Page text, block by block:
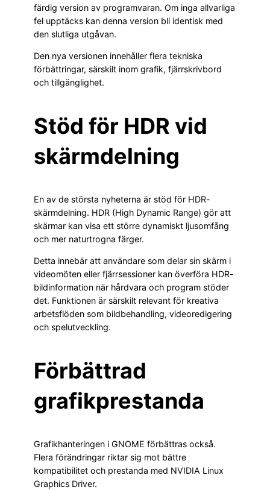
färdig version av programvaran. Om inga allvarliga
fel upptäcks kan denna version bli identisk med
den slutliga utgåvan.
Den nya versionen innehåller flera tekniska
förbättringar, särskilt inom grafik, fjärrskrivbord
och tillgänglighet.
Stöd för HDR vid
skärmdelning
En av de största nyheterna är stöd för HDR-
skärmdelning. HDR (High Dynamic Range) gör att
skärmar kan visa ett större dynamiskt ljusomfång
och mer naturtrogna färger.
Detta innebär att användare som delar sin skärm i
videomöten eller fjärrsessioner kan överföra HDR-
bildinformation när hårdvara och program stöder
det. Funktionen är särskilt relevant för kreativa
arbetsflöden som bildbehandling, videoredigering
och spelutveckling.
Förbättrad
grafikprestanda
Grafikhanteringen i GNOME förbättras också.
Flera förändringar riktar sig mot bättre
kompatibilitet och prestanda med NVIDIA Linux
Graphics Driver.